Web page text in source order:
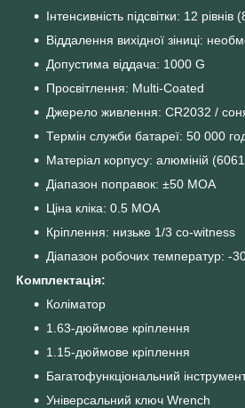
Інтенсивність підсвітки: 12
Віддалення вихідної зіниці:
Допустима віддача: 1000 G
Просвітлення: Multi-Coated
Джерело живлення: CR2032 /
Термін служби батареї: 50 000
Матеріал корпусу: алюміній
Діапазон поправок: ±50 МОА
Ціна кліка: 0.5 МОА
Кріплення: низьке 1/3 co-witness
Діапазон робочих температур: -
Комплектація:
Коліматор
1.63-дюймове кріплення
1.15-дюймове кріплення
Багатофункціональний
Універсальний ключ Wrench